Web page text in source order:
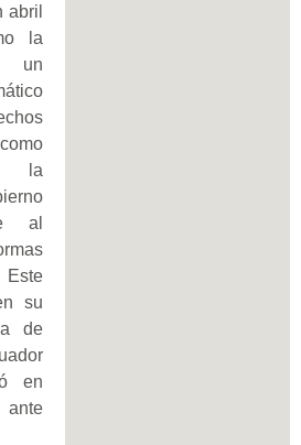
abril
la
un
la
al
su
de
en